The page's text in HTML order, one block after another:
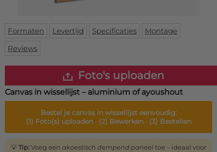
Skateboard deck
Inloggen
WhatsApp
Formaten Levertijd Specificaties
Montage
Reviews
Foto's uploaden
Canvas in wissellijst – aluminium of ayoushout
Bestel jecanvas in wissellijsteenvoudig:
(1) Foto(s) uploaden · (2) Bewerken · (3) Bestellen
💡Tip:Voeg een akoestisch dempend paneel toe – ideaal voor